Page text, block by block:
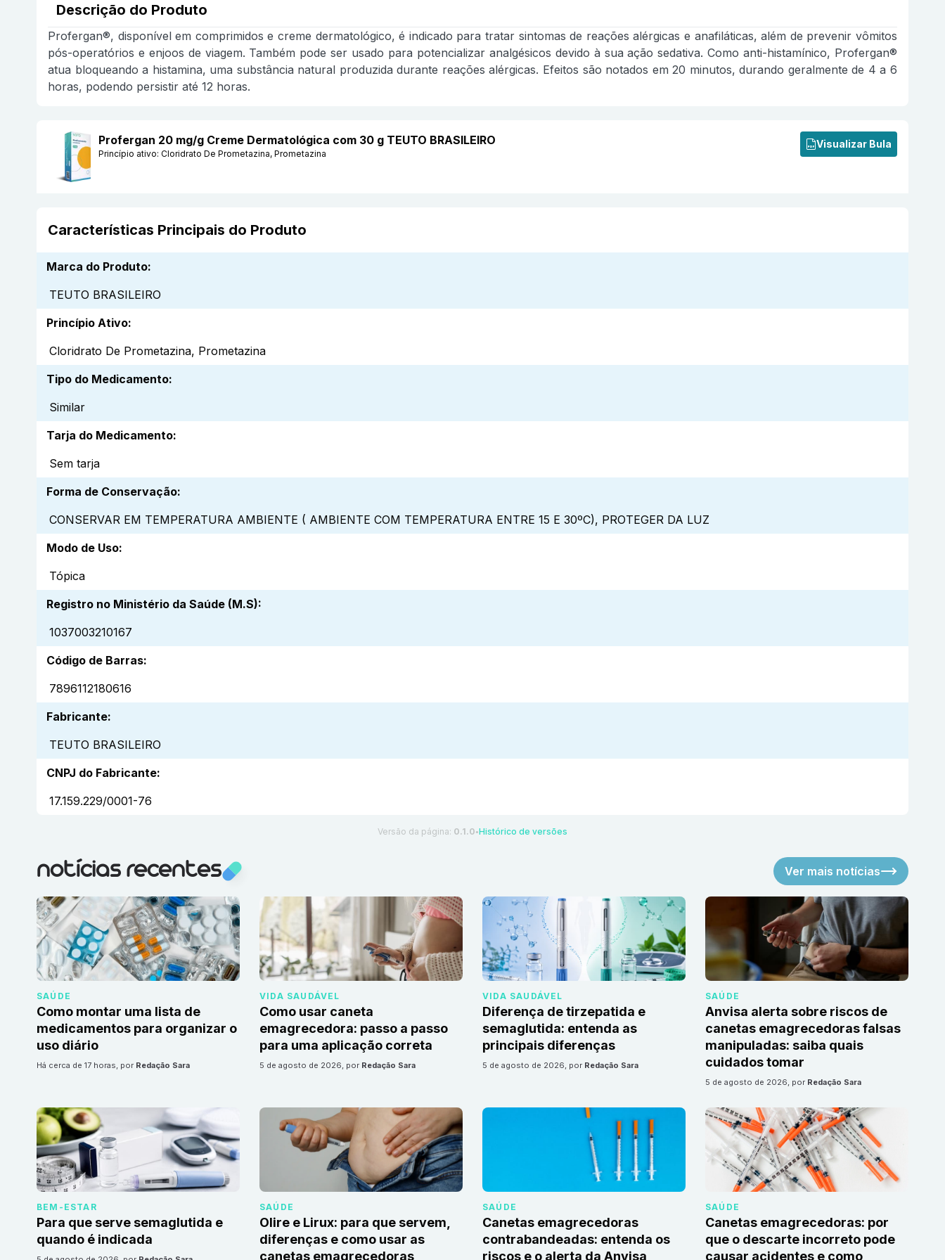
Descrição do Produto
Profergan®, disponível em comprimidos e creme dermatológico, é indicado para tratar sintomas de reações alérgicas e anafiláticas, além de prevenir vômitos
pós-operatórios e enjoos de viagem. Também pode ser usado para potencializar analgésicos devido à sua ação sedativa. Como anti-histamínico, Profergan®
atua bloqueando a histamina, uma substância natural produzida durante reações alérgicas. Efeitos são notados em 20 minutos, durando geralmente de 4 a 6
horas, podendo persistir até 12 horas.
Profergan 20 mg/g Creme Dermatológica com 30 g TEUTO BRASILEIRO
Princípio ativo: Cloridrato De Prometazina, Prometazina
Visualizar Bula
Características Principais do Produto
Marca do Produto:
TEUTO BRASILEIRO
Princípio Ativo:
Cloridrato De Prometazina, Prometazina
Tipo do Medicamento:
Similar
Tarja do Medicamento:
Sem tarja
Forma de Conservação:
CONSERVAR EM TEMPERATURA AMBIENTE ( AMBIENTE COM TEMPERATURA ENTRE 15 E 30ºC), PROTEGER DA LUZ
Modo de Uso:
Tópica
Registro no Ministério da Saúde (M.S):
1037003210167
Código de Barras:
7896112180616
Fabricante:
TEUTO BRASILEIRO
CNPJ do Fabricante:
17.159.229/0001-76
Versão da página: 0.1.0 ●Histórico de versões
notícias recentes Ver mais notícias
SAÚDE
Como montar uma lista de
medicamentos para organizar o
uso diário
há cerca de 17 horas, por Redação Sara
VIDA SAUDÁVEL
Como usar caneta
emagrecedora: passo a passo
para uma aplicação correta
5 de agosto de 2026, por Redação Sara
VIDA SAUDÁVEL
Diferença de tirzepatida e
semaglutida: entenda as
principais diferenças
5 de agosto de 2026, por Redação Sara
SAÚDE
Anvisa alerta sobre riscos de
canetas emagrecedoras falsas
manipuladas: saiba quais
cuidados tomar
5 de agosto de 2026, por Redação Sara
BEM-ESTAR
Para que serve semaglutida e
quando é indicada
SAÚDE
Olire e Lirux: para que servem,
diferenças e como usar as
canetas emagrecedoras
SAÚDE
Canetas emagrecedoras
contrabandeadas: entenda os
riscos e o alerta da Anvisa
SAÚDE
Canetas emagrecedoras: por
que o descarte incorreto pode
causar acidentes e como